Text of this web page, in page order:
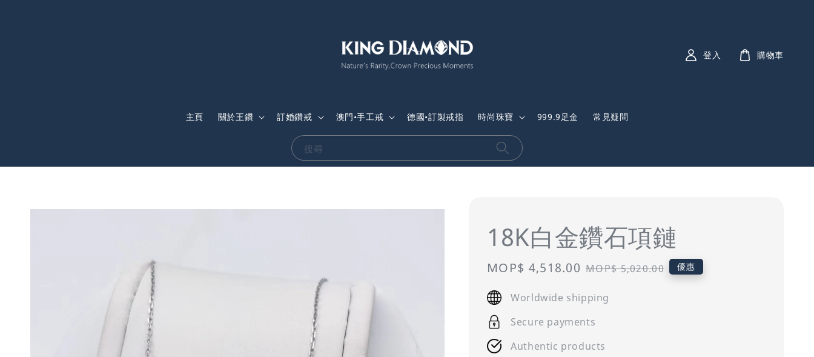
搜尋
主頁 關於王鑽 訂婚鑽戒 澳門•手工戒 德國•訂製戒指 時尚珠寶 999.9足金 常見疑問
登入 購物車
18K白金鑽石項鏈
Sale
MOP$ 4,518.00 Regular
MOP$ 5,020.00 優惠
Worldwide shipping
Secure payments
Authentic products